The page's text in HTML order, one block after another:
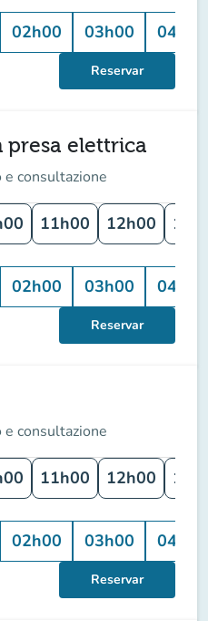
02h00 03h00 04h00
Reservar
presa elettrica
consultazione
11h00 12h00
02h00 03h00 04h00
Reservar
consultazione
11h00 12h00
02h00 03h00 04h00
Reservar